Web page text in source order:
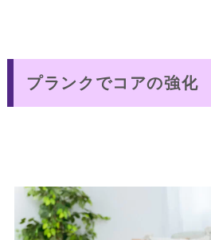
プランクでコアの強化